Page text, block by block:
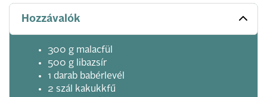
Hozzávalók
300 g malacfül
500 g libazsír
1 darab babérlevél
2 szál kakukkfű